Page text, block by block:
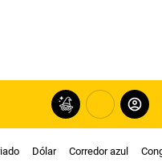
Dólar Corredor azul